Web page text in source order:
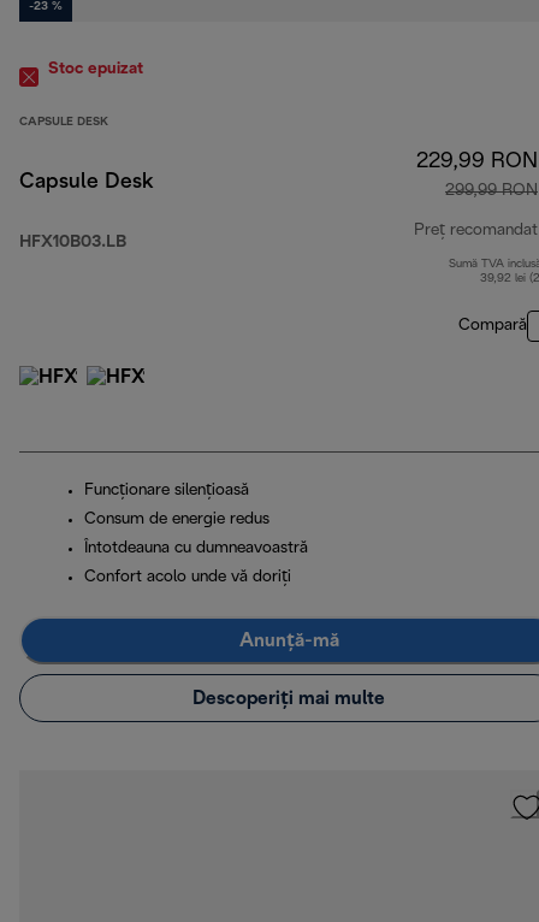
-23 %
Stoc epuizat
CAPSULE DESK
Capsule Desk
HFX10B03.LB
229,99 RON
299,99 RON
Preț recomandat
Sumă TVA
39,92 lei
Compară
Funcţionare silenţioasă
Consum de energie redus
Întotdeauna cu dumneavoastră
Confort acolo unde vă doriți
Anunță-mă
Descoperiți mai multe